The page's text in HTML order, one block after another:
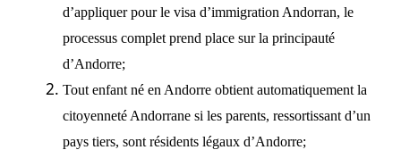
d’appliquer pour le visa d’immigration Andorran, le
processus complet prend place sur la principauté
d’Andorre;
Tout enfant né en Andorre obtient automatiquement la
citoyenneté Andorrane si les parents, ressortissant d’un
pays tiers, sont résidents légaux d’Andorre;